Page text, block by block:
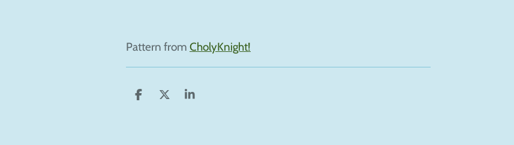
Pattern from CholyKnight!
S
S
S